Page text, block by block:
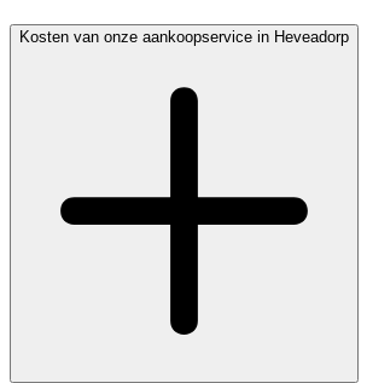
Kosten van onze aankoopservice in Heveadorp